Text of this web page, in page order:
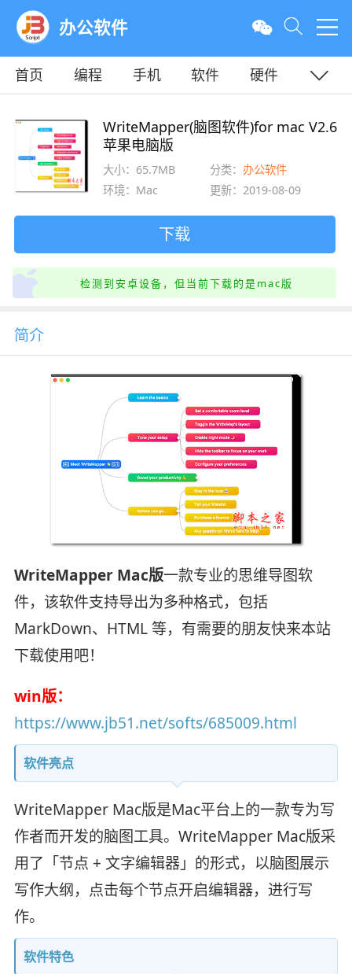
办公软件
首页 编程 手机 软件
硬件
WriteMapper(脑图软件)for mac V2.6
苹果电脑版
大小：65.7MB 分类：办公软件
环境：Mac
更新：2019-08-09
下载
检测到安卓设备，但当前下载的是mac版
简介
WriteMapper Mac版一款专业的思维导图软
件，该软件支持导出为多种格式，包括
MarkDown、HTML 等，有需要的朋友快来本站
下载使用吧！
win版：
https://www.jb51.net/softs/685009.html
软件亮点
WriteMapper Mac版是Mac平台上的一款专为写
作者而开发的脑图工具。WriteMapper Mac版采
用了「节点 + 文字编辑器」的形式，以脑图展示
写作大纲，点击每个节点开启编辑器，进行写
作。
软件特色